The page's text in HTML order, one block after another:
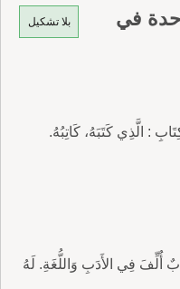
بلا تشكيل
في
: الَّذِي كَتَبَهُ، كَاتِبُهُ.
أُلِّفَ فِي الأَدَبِ وَاللُّغَةِ. لَهُ